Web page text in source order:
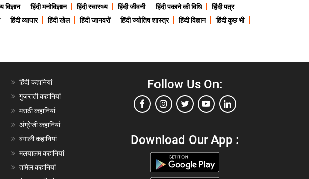
विज्ञान हिंदी मनोविज्ञान हिंदी स्वास्थ्य हिंदी जीवनी हिंदी पकाने की विधि
हिंदी पत्र
हिंदी व्यापार हिंदी खेल हिंदी जानवरों हिंदी ज्योतिष शास्त्र हिंदी विज्ञान
हिंदी कुछ भी
हिंदी कहानियां
गुजराती कहानियां
मराठी कहानियां
अंग्रेजी कहानियां
बंगाली कहानियां
मलयालम कहानियां
तमिल कहानियां
Follow Us On:
Download Our App :